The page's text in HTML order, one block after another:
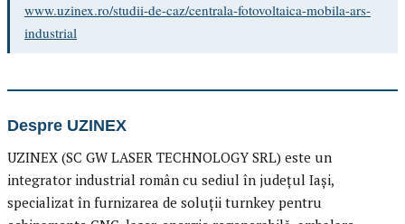
www.uzinex.ro/studii-de-caz/centrala-fotovoltaica-mobila-ars-
industrial
Despre UZINEX
UZINEX (SC GW LASER TECHNOLOGY SRL) este un
integrator industrial român cu sediul în județul Iași,
specializat în furnizarea de soluții turnkey pentru